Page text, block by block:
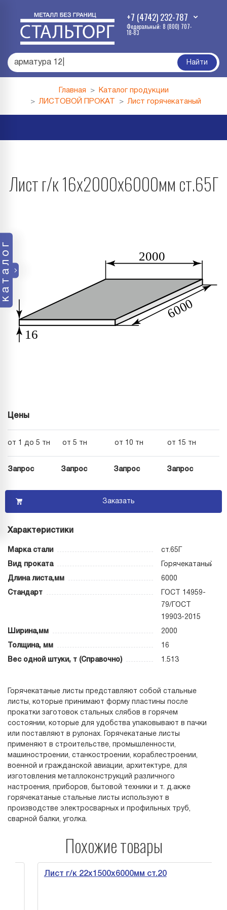
+7 (4742) 232-787
Федеральный: 8 (800) 707-
18-83
армату| Найти
каталог
Главная
Каталог продукции
ЛИСТОВОЙ ПРОКАТ
Лист горячекатаный
Лист г/к 16х2000х6000мм ст.65Г
Цены
от 1 до 5 тн от 5 тн от 10 тн от 15 тн
Запрос Запрос Запрос Запрос
Заказать
Характеристики
Марка стали ст.65Г
Вид проката Горячекатаный
Длина листа,мм 6000
Стандарт
ГОСТ 14959-
79/ГОСТ
19903-2015
Ширина,мм 2000
Толщина, мм 16
Вес одной штуки, т (Справочно) 1.513
Горячекатаные листы представляют собой стальные
листы, которые принимают форму пластины после
прокатки заготовок стальных слябов в горячем
состоянии, которые для удобства упаковывают в пачки
или поставляют в рулонах. Горячекатаные листы
применяют в строительстве, промышленности,
машиностроении, станкостроении, кораблестроении,
военной и гражданской авиации, архитектуре, для
изготовления металлоконструкций различного
настроения, приборов, бытовой техники и т. д.акже
горячекатаные стальные листы используют в
производстве электросварных и профильных труб,
сварной балки, уголка.
Похожие товары
Лист г/к 22х1500х6000мм ст.20